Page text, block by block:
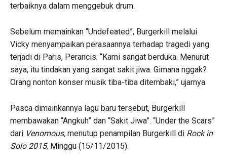
terbaiknya dalam menggebuk drum.
Sebelum memainkan “Undefeated”, Burgerkill melalui
Vicky menyampaikan perasaannya terhadap tragedi yang
terjadi di Paris, Perancis. “Kami sangat berduka. Menurut
saya, itu tindakan yang sangat sakit jiwa. Gimana nggak?
Orang nonton konser musik tiba-tiba ditembaki,” ujarnya.
Pasca dimainkannya lagu baru tersebut, Burgerkill
membawakan “Angkuh” dan “Sakit Jiwa”. “Under the Scars”
dari Venomous, menutup penampilan Burgerkill di Rock in
Solo 2015, Minggu (15/11/2015).